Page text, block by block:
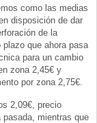
como las medias
disposición de dar
de la
que ahora pasa
para un cambio
zona 2,45€ y
por zona 2,75€.
2,09€, precio
mientras que